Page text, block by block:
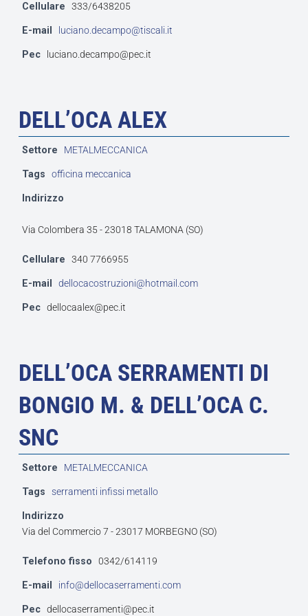
Cellulare 333/6438205
E-mail luciano.decampo@tiscali.it
Pec luciano.decampo@pec.it
DELL’OCA ALEX
Settore METALMECCANICA
Tags officina meccanica
Indirizzo
Via Colombera 35 - 23018 TALAMONA (SO)
Cellulare 340 7766955
E-mail dellocacostruzioni@hotmail.com
Pec dellocaalex@pec.it
DELL’OCA SERRAMENTI DI
BONGIO M. & DELL’OCA C.
SNC
Settore METALMECCANICA
Tags serramenti infissi metallo
Indirizzo
Via del Commercio 7 - 23017 MORBEGNO (SO)
Telefono fisso 0342/614119
E-mail info@dellocaserramenti.com
Pec dellocaserramenti@pec.it